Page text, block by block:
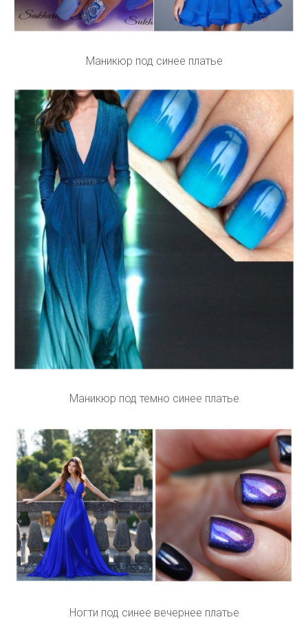
Маникюр под синее платье
Маникюр под темно синее платье
Ногти под синее вечернее платье